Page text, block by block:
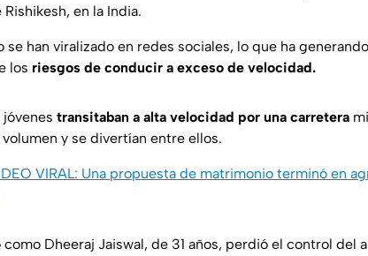
en la India.
se han viralizado en redes sociales, lo que ha
los riesgos de conducir a exceso de velocidad.
transitaban a alta velocidad por una carretera
y se divertían entre ellos.
VIRAL: Una propuesta de matrimonio terminó en
Dheeraj Jaiswal, de 31 años, perdió el control del